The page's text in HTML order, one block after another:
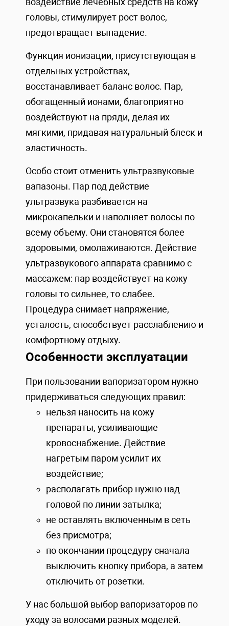
головы, стимулирует рост волос,
предотвращает выпадение.
Функция ионизации, присутствующая в
отдельных устройствах,
восстанавливает баланс волос. Пар,
обогащенный ионами, благоприятно
воздействуют на пряди, делая их
мягкими, придавая натуральный блеск и
эластичность.
Особо стоит отменить ультразвуковые
вапазоны. Пар под действие
ультразвука разбивается на
микрокапельки и наполняет волосы по
всему объему. Они становятся более
здоровыми, омолаживаются. Действие
ультразвукового аппарата сравнимо с
массажем: пар воздействует на кожу
головы то сильнее, то слабее.
Процедура снимает напряжение,
усталость, способствует расслаблению и
комфортному отдыху.
Особенности эксплуатации
При пользовании вапоризатором нужно
придерживаться следующих правил:
нельзя наносить на кожу
препараты, усиливающие
кровоснабжение. Действие
нагретым паром усилит их
воздействие;
располагать прибор нужно над
головой по линии затылка;
не оставлять включенным в сеть
без присмотра;
по окончании процедуру сначала
выключить кнопку прибора, а затем
отключить от розетки.
У нас большой выбор вапоризаторов по
уходу за волосами разных моделей.